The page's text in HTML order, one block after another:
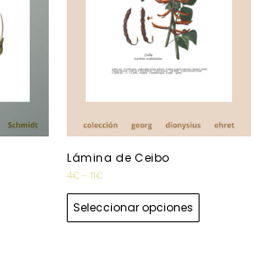
Lámina de Ceibo
4€ - 11€
Seleccionar opciones